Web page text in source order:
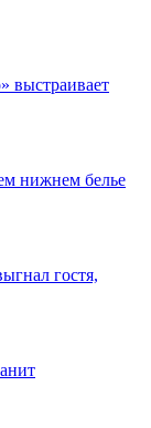
выстраивает
нижнем белье
гостя,